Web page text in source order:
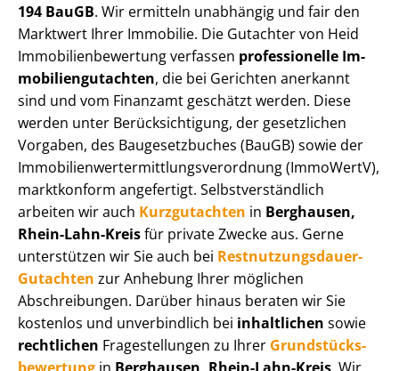
194 BauGB. Wir ermitteln unabhängig und fair den
Marktwert Ihrer Immobilie. Die Gutachter von Heid
Im­mo­bi­li­en­be­wer­tung verfassen professionelle Im­
mo­bi­li­en­gut­ach­ten, die bei Gerichten anerkannt
sind und vom Finanzamt geschätzt werden. Diese
werden unter Be­rück­sich­ti­gung, der gesetzlichen
Vorgaben, des Baugesetzbuches (BauGB) sowie der
Im­mo­bi­li­en­wert­ermitt­lungs­ver­ord­nung (ImmoWertV),
marktkonform angefertigt. Selbst­ver­ständ­lich
arbeiten wir auch Kurzgutachten in Berghausen,
Rhein-Lahn-Kreisfür private Zwecke aus. Gerne
unterstützen wir Sie auch bei Rest­nut­zungs­dau­er-
Gutachten zur Anhebung Ihrer möglichen
Abschreibungen. Darüber hinaus beraten wir Sie
kostenlos und unverbindlich bei inhaltlichen sowie
rechtlichen Fragestellungen zu Ihrer Grund­stücks­